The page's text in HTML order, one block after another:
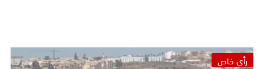
رأي خاص